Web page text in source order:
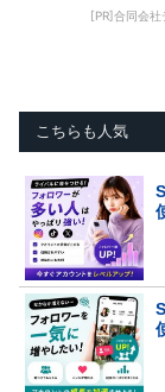
[PR]合同会
こちらも人気